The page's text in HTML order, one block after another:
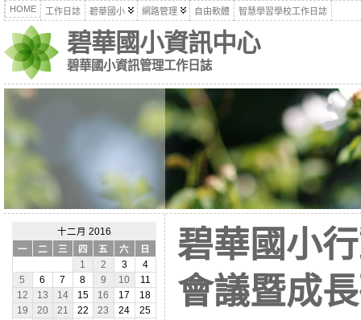
HOME 工作日誌 碧華國小 網路管理 自由軟體 智慧學習學校工作日誌
碧華國小資訊中心
碧華國小資訊管理工作日誌
十二月 2016
一
二 三 四 五 六
日
1
2 3
4
5
6 7 8 9 10
11
12
13 14 15 16 17
18
19
20 21 22 23 24
25
碧華國小
會議暨成